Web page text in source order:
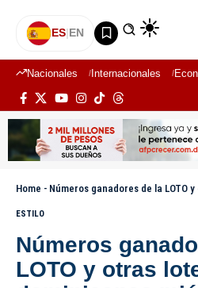
ES|EN
Nacionales Internacionales
Home - Números ganadores de la LOTO y otras
ESTILO
Números
LOTO y otras